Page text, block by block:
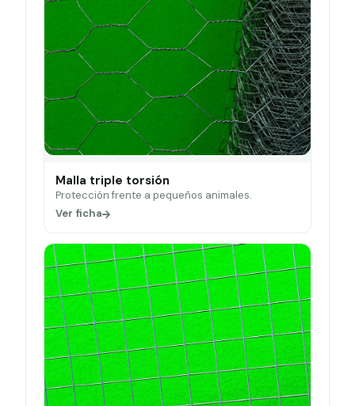
Malla triple torsión
Protección frente a pequeños animales.
Ver ficha